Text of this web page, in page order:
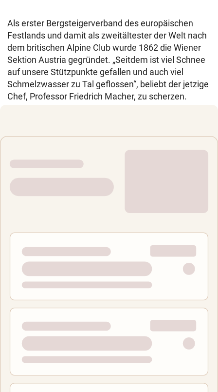
Als erster Bergsteigerverband des europäischen
Festlands und damit als zweitältester der Welt nach
dem britischen Alpine Club wurde 1862 die Wiener
Sektion Austria gegründet. „Seitdem ist viel Schnee
auf unsere Stützpunkte gefallen und auch viel
Schmelzwasser zu Tal geflossen“, beliebt der jetzige
Chef, Professor Friedrich Macher, zu scherzen.